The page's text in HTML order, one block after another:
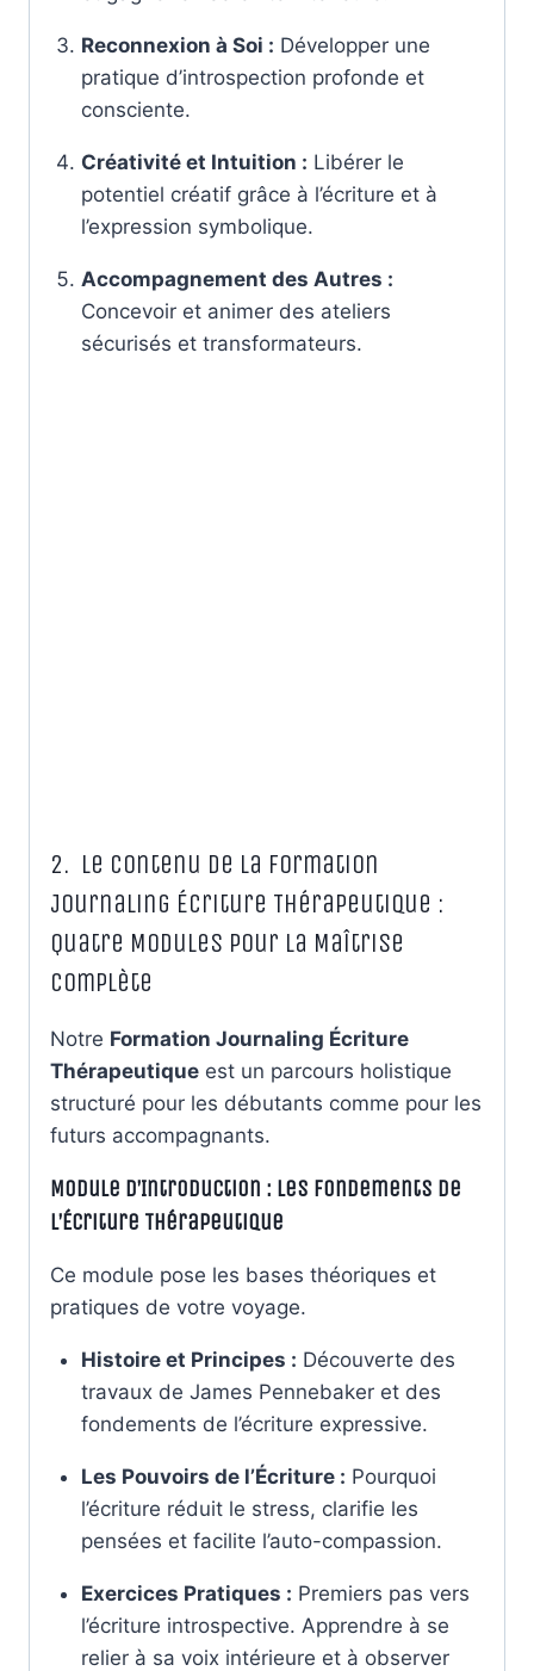
Reconnexion à Soi : Développer une
pratique d’introspection profonde et
consciente.
Créativité et Intuition : Libérer le
potentiel créatif grâce à l’écriture et à
l’expression symbolique.
Accompagnement des Autres :
Concevoir et animer des ateliers
sécurisés et transformateurs.
2. Le Contenu de la Formation
Journaling Écriture Thérapeutique :
Quatre Modules pour la Maîtrise
Complète
Notre Formation Journaling Écriture
Thérapeutique est un parcours holistique
structuré pour les débutants comme pour les
futurs accompagnants.
Module d’Introduction : Les Fondements de
l’Écriture Thérapeutique
Ce module pose les bases théoriques et
pratiques de votre voyage.
Histoire et Principes : Découverte des
travaux de James Pennebaker et des
fondements de l’écriture expressive.
Les Pouvoirs de l’Écriture : Pourquoi
l’écriture réduit le stress, clarifie les
pensées et facilite l’auto-compassion.
Exercices Pratiques : Premiers pas vers
l’écriture introspective. Apprendre à se
relier à sa voix intérieure et à observer